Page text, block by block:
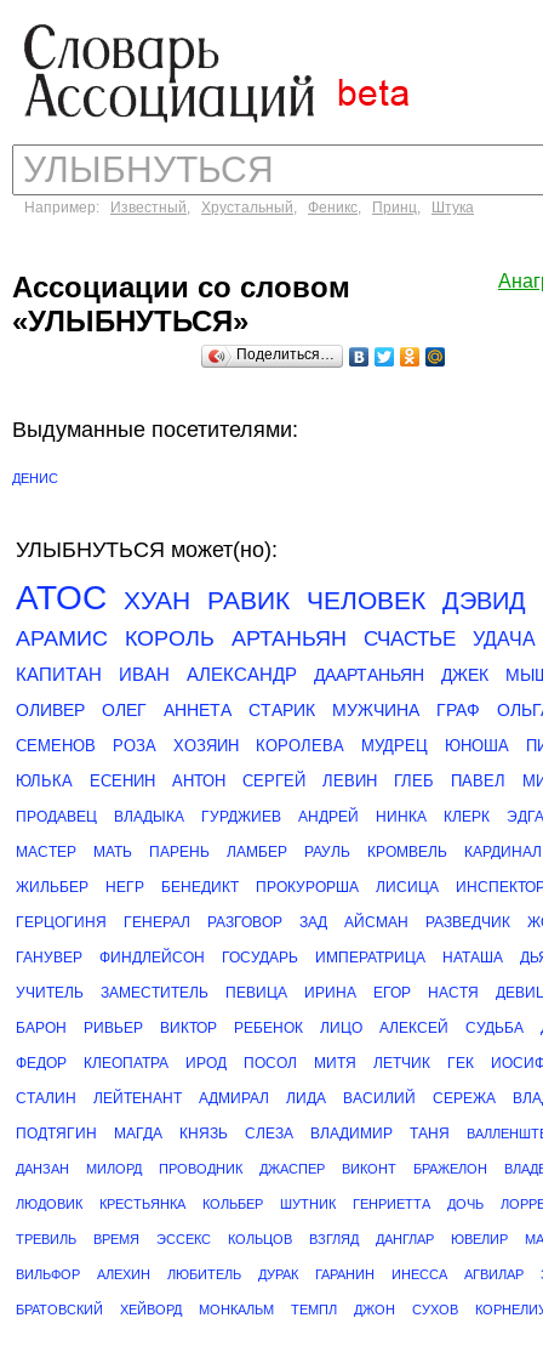
Например: Известный, Хрустальный, Феникс, Принц, Штука
Ассоциации со словом
«УЛЫБНУТЬСЯ»
Поделиться…
Выдуманные посетителями:
ДЕНИС
УЛЫБНУТЬСЯ может(но):
АТОС ХУАН РАВИК ЧЕЛОВЕК ДЭВИД
АРАМИС КОРОЛЬ АРТАНЬЯН СЧАСТЬЕ
УДАЧА
КАПИТАН
ИВАН АЛЕКСАНДР ДААРТАНЬЯН ДЖЕК
ОЛИВЕР
ОЛЕГ АННЕТА СТАРИК МУЖЧИНА ГРАФ
СЕМЕНОВ РОЗА ХОЗЯИН КОРОЛЕВА МУДРЕЦ ЮНОША
ЮЛЬКА
ЕСЕНИН АНТОН СЕРГЕЙ ЛЕВИН ГЛЕБ ПАВЕЛ
ПРОДАВЕЦ ВЛАДЫКА ГУРДЖИЕВ АНДРЕЙ НИНКА КЛЕРК
МАСТЕР МАТЬ ПАРЕНЬ ЛАМБЕР РАУЛЬ КРОМВЕЛЬ КАРДИНАЛ
ЖИЛЬБЕР НЕГР БЕНЕДИКТ ПРОКУРОРША ЛИСИЦА
ГЕРЦОГИНЯ ГЕНЕРАЛ РАЗГОВОР ЗАД АЙСМАН РАЗВЕДЧИК
ГАНУВЕР ФИНДЛЕЙСОН ГОСУДАРЬ ИМПЕРАТРИЦА НАТАША
УЧИТЕЛЬ ЗАМЕСТИТЕЛЬ ПЕВИЦА ИРИНА ЕГОР НАСТЯ
БАРОН РИВЬЕР ВИКТОР РЕБЕНОК ЛИЦО АЛЕКСЕЙ СУДЬБА
ФЕДОР КЛЕОПАТРА ИРОД ПОСОЛ МИТЯ ЛЕТЧИК ГЕК
СТАЛИН ЛЕЙТЕНАНТ АДМИРАЛ ЛИДА ВАСИЛИЙ СЕРЕЖА
ПОДТЯГИН МАГДА КНЯЗЬ СЛЕЗА ВЛАДИМИР ТАНЯ
ДАНЗАН МИЛОРД ПРОВОДНИК ДЖАСПЕР ВИКОНТ БРАЖЕЛОН
ЛЮДОВИК КРЕСТЬЯНКА КОЛЬБЕР ШУТНИК ГЕНРИЕТТА ДОЧЬ
ТРЕВИЛЬ ВРЕМЯ ЭССЕКС КОЛЬЦОВ ВЗГЛЯД ДАНГЛАР ЮВЕЛИР
ВИЛЬФОР АЛЕХИН ЛЮБИТЕЛЬ ДУРАК ГАРАНИН ИНЕССА АГВИЛАР
БРАТОВСКИЙ ХЕЙВОРД МОНКАЛЬМ ТЕМПЛ ДЖОН СУХОВ